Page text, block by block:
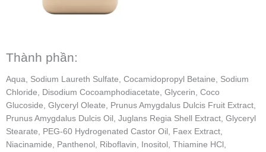
Thành phần:
Aqua, Sodium Laureth Sulfate, Cocamidopropyl Betaine, Sodium
Chloride, Disodium Cocoamphodiacetate, Glycerin, Coco
Glucoside, Glyceryl Oleate, Prunus Amygdalus Dulcis Fruit Extract,
Prunus Amygdalus Dulcis Oil, Juglans Regia Shell Extract, Glyceryl
Stearate, PEG-60 Hydrogenated Castor Oil, Faex Extract,
Niacinamide, Panthenol, Riboflavin, Inositol, Thiamine HCl,